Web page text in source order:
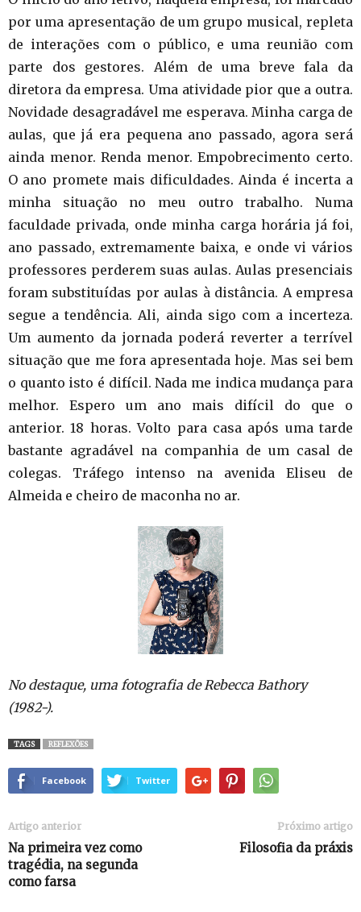
por uma apresentação de um grupo musical, repleta
de interações com o público, e uma reunião com
parte dos gestores. Além de uma breve fala da
diretora da empresa. Uma atividade pior que a outra.
Novidade desagradável me esperava. Minha carga de
aulas, que já era pequena ano passado, agora será
ainda menor. Renda menor. Empobrecimento certo.
O ano promete mais dificuldades. Ainda é incerta a
minha situação no meu outro trabalho. Numa
faculdade privada, onde minha carga horária já foi,
ano passado, extremamente baixa, e onde vi vários
professores perderem suas aulas. Aulas presenciais
foram substituídas por aulas à distância. A empresa
segue a tendência. Ali, ainda sigo com a incerteza.
Um aumento da jornada poderá reverter a terrível
situação que me fora apresentada hoje. Mas sei bem
o quanto isto é difícil. Nada me indica mudança para
melhor. Espero um ano mais difícil do que o
anterior. 18 horas. Volto para casa após uma tarde
bastante agradável na companhia de um casal de
colegas. Tráfego intenso na avenida Eliseu de
Almeida e cheiro de maconha no ar.
No destaque, uma fotografia de Rebecca Bathory
(1982-).
TAGS REFLEXÕES
Facebook Twitter
Artigo anterior
Na primeira vez como
tragédia, na segunda
como farsa
Próximo artigo
Filosofia da práxis